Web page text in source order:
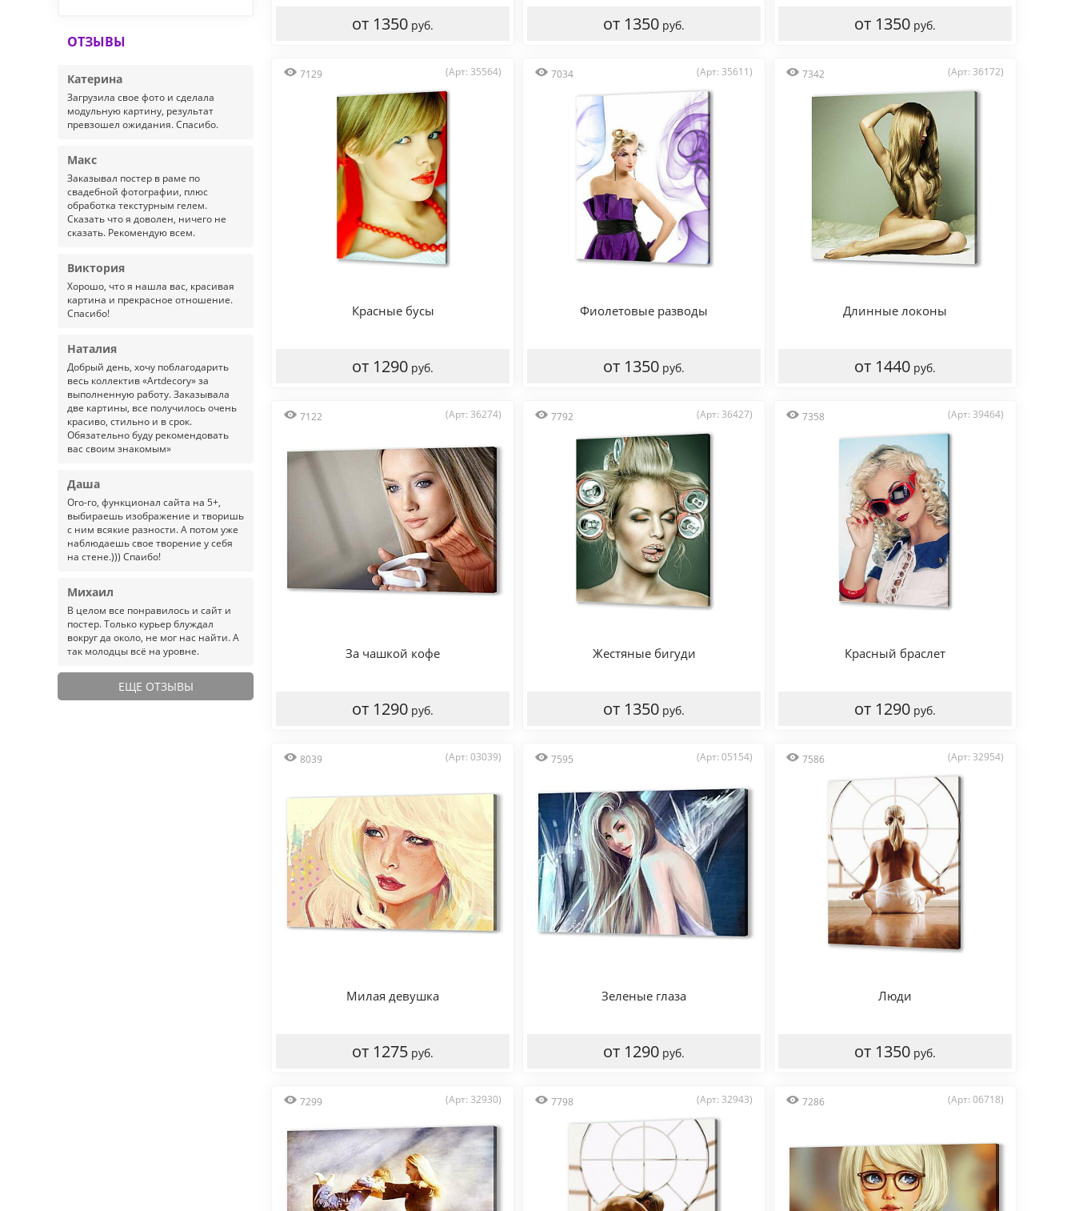
ОТЗЫВЫ
Катерина
Загрузила свое фото и сделала
модульную картину, результат
превзошел ожидания. Спасибо.
Макс
Заказывал постер в раме по
свадебной фотографии, плюс
обработка текстурным гелем.
Сказать что я доволен, ничего не
сказать. Рекомендую всем.
Виктория
Хорошо, что я нашла вас, красивая
картина и прекрасное отношение.
Спасибо!
Наталия
Добрый день, хочу поблагодарить
весь коллектив «Artdecory» за
выполненную работу. Заказывала
две картины, все получилось очень
красиво, стильно и в срок.
Обязательно буду рекомендовать
вас своим знакомым»
Даша
Ого-го, функционал сайта на 5+,
выбираешь изображение и творишь
с ним всякие разности. А потом уже
наблюдаешь свое творение у себя
на стене.))) Спаибо!
Михаил
В целом все понравилось и сайт и
постер. Только курьер блуждал
вокруг да около, не мог нас найти. А
так молодцы всё на уровне.
ЕЩЕ ОТЗЫВЫ
от 1350 руб. от 1350 руб. от 1350 руб.
7129 (Арт: 35564)
Красные бусы
от 1290 руб.
7034 (Арт: 35611)
Фиолетовые разводы
от 1350 руб.
7342 (Арт: 36172)
Длинные локоны
от 1440 руб.
7122 (Арт: 36274)
За чашкой кофе
от 1290 руб.
7792 (Арт: 36427)
Жестяные бигуди
от 1350 руб.
7358 (Арт: 39464)
Красный браслет
от 1290 руб.
8039 (Арт: 03039)
Милая девушка
от 1275 руб.
7595 (Арт: 05154)
Зеленые глаза
от 1290 руб.
7586 (Арт: 32954)
Люди
от 1350 руб.
7299 (Арт: 32930) 7798 (Арт: 32943) 7286 (Арт: 06718)